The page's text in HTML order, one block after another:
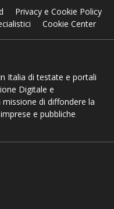
Privacy e Cookie Policy
Cookie Center
Italia di testate e portali
Digitale e
missione di diffondere la
e pubbliche